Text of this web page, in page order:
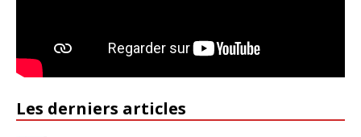
Les derniers articles